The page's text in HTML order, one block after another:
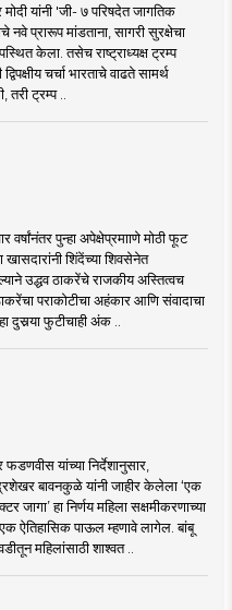
यांनी 'जी- ७ परिषदेत जागतिक
नवे प्रारूप मांडताना, सागरी सुरक्षेचा
केला. तसेच राष्ट्राध्यक्ष ट्रम्प
चर्चा भारताचे वाढते सामर्थ
तरी ट्रम्प ..
वर्षांनंतर पुन्हा अपेक्षेप्रमााणे मोठी फूट
शिंदेंच्या शिवसेनेत
उद्धव ठाकरेंचे राजकीय अस्तित्वच
पराकोटीचा अहंकार आणि संवादाचा
दुसर्‍या फुटीचाही अंक ..
यांच्या निर्देशानुसार,
बावनकुळे यांनी जाहीर केलेला ‘एक
जागा’ हा निर्णय महिला सक्षमीकरणाच्या
ऐतिहासिक पाऊल म्हणावे लागेल. बांबू
महिलांसाठी शाश्वत ..